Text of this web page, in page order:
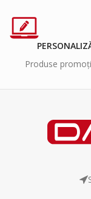
Produse